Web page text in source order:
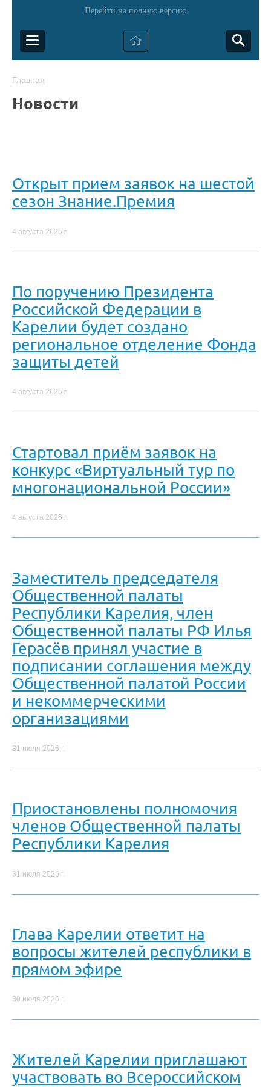
Перейти на полную версию
Главная
Новости
Открыт прием заявок на шестой
сезон Знание.Премия
4 августа 2026 г.
По поручению Президента
Российской Федерации в
Карелии будет создано
региональное отделение Фонда
защиты детей
4 августа 2026 г.
Стартовал приём заявок на
конкурс «Виртуальный тур по
многонациональной России»
4 августа 2026 г.
Заместитель председателя
Общественной палаты
Республики Карелия, член
Общественной палаты РФ Илья
Герасёв принял участие в
подписании соглашения между
Общественной палатой России
и некоммерческими
организациями
31 июля 2026 г.
Приостановлены полномочия
членов Общественной палаты
Республики Карелия
31 июля 2026 г.
Глава Карелии ответит на
вопросы жителей республики в
прямом эфире
30 июля 2026 г.
Жителей Карелии приглашают
участвовать во Всероссийском